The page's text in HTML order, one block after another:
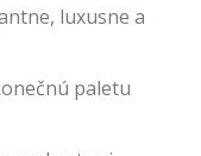
luxusne a
paletu